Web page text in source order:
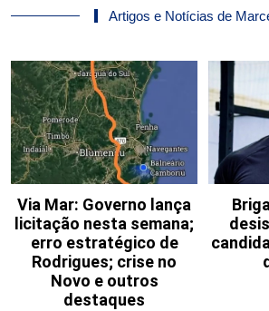
Artigos e Notícias de
Via Mar: Governo lança
licitação nesta semana;
erro estratégico de
Rodrigues; crise no
Novo e outros
destaques